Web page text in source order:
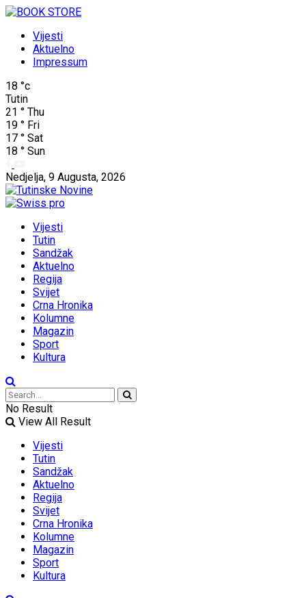
Vijesti
Aktuelno
Impressum
18 °c
Tutin
21 ° Thu
19 ° Fri
17 ° Sat
18 ° Sun
Nedjelja, 9 Augusta, 2026
Vijesti
Tutin
Sandžak
Aktuelno
Regija
Svijet
Crna Hronika
Kolumne
Magazin
Sport
Kultura
No Result
View All Result
Vijesti
Tutin
Sandžak
Aktuelno
Regija
Svijet
Crna Hronika
Kolumne
Magazin
Sport
Kultura